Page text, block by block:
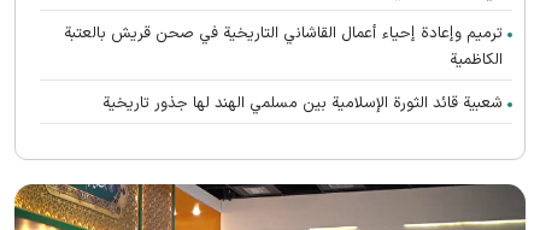
ترميم وإعادة إحياء أعمال القاشاني التاريخية في صحن قريش بالعتبة
الكاظمية
شعبية قائد الثورة الإسلامية بين مسلمي الهند لها جذور تاريخية
رواق الغدير يستضيف محبي القائد الشهيد الأفغانستانیین